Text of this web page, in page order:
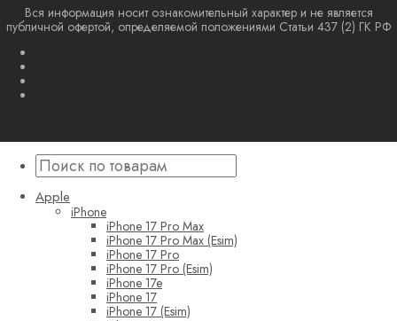
Вся информация носит ознакомительный характер и не является
публичной офертой, определяемой положениями Статьи 437 (2) ГК РФ
Apple
iPhone
iPhone 17 Pro Max
iPhone 17 Pro Max (Esim)
iPhone 17 Pro
iPhone 17 Pro (Esim)
iPhone 17e
iPhone 17
iPhone 17 (Esim)